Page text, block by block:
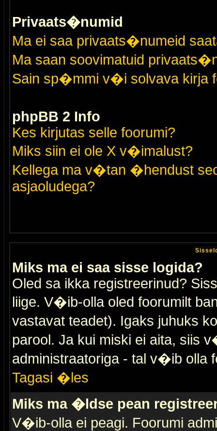
Privaats�numid
Ma ei saa privaats�numeid
Ma saan soovimatuid
Sain sp�mmi v�i solvava kirja
phpBB 2 Info
Kes kirjutas selle foorumi?
Miks siin ei ole X v�imalust?
Kellega ma v�tan �hendust
asjaoludega?
Miks ma ei saa sisse logida?
Oled sa ikka registreerinud?
liige. V�ib-olla oled foorumilt
vastavat teadet). Igaks juhuks
parool. Ja kui miski ei aita, siis
administraatoriga - tal v�ib olla
Tagasi �les
Miks ma �ldse pean
V�ib-olla ei peagi. Foorumi